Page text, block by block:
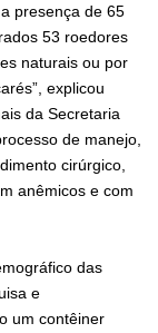
presença de 65
53 roedores
naturais ou por
explicou
da Secretaria
de manejo,
cirúrgico,
anêmicos e com
das
e
um contêiner